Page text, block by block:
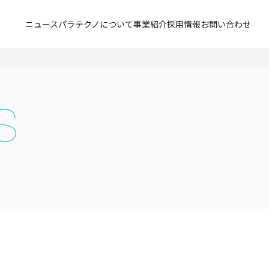
ニュースパラテクノについて事業紹介採用情報お問い合わせ